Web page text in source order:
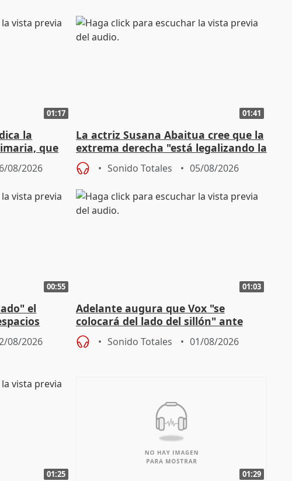
01:17
la
que
08/2026
01:41
La actriz Susana Abaitua cree que la
extrema derecha "está legalizando la
homofobia"
Sonido Totales 05/08/2026
00:55
el
08/2026
01:03
Adelante augura que Vox "se
colocará del lado del sillón" ante
iniciativas de la oposición
Sonido Totales 01/08/2026
01:25 01:29